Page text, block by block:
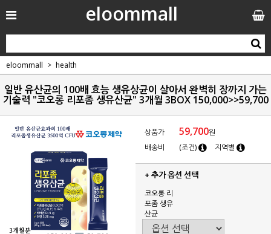
eloommall
eloommall health
일반 유산균의 100배 효능 생유상균이 살아서 완벽히 장까지 가는
기술력 "코오롱 리포좀 생유산균" 3개월 3BOX 150,000>>59,700
상품가 59,700원
배송비
(조건) 지역별
+ 추가 옵션 선택
코오롱 리
포좀 생유
산균